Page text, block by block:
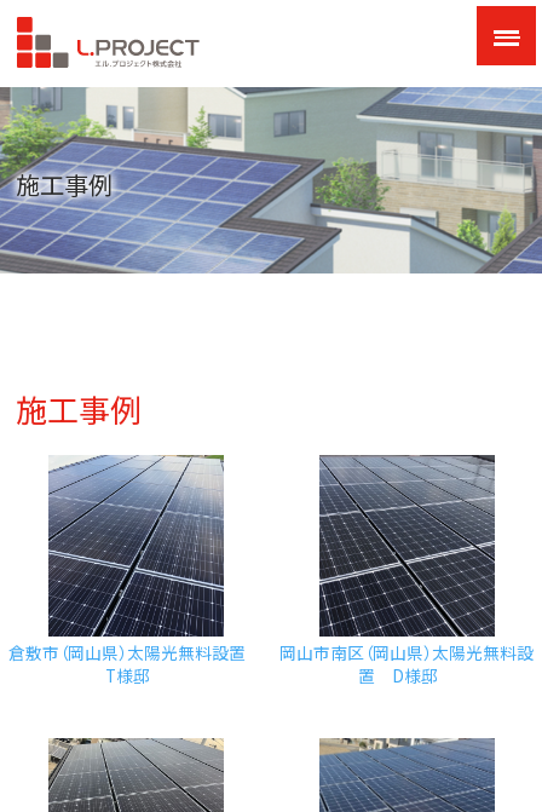
施工事例
施工事例
倉敷市（岡山県）太陽光無料設置
T様邸
岡山市南区（岡山県）太陽光無料設
置 D様邸